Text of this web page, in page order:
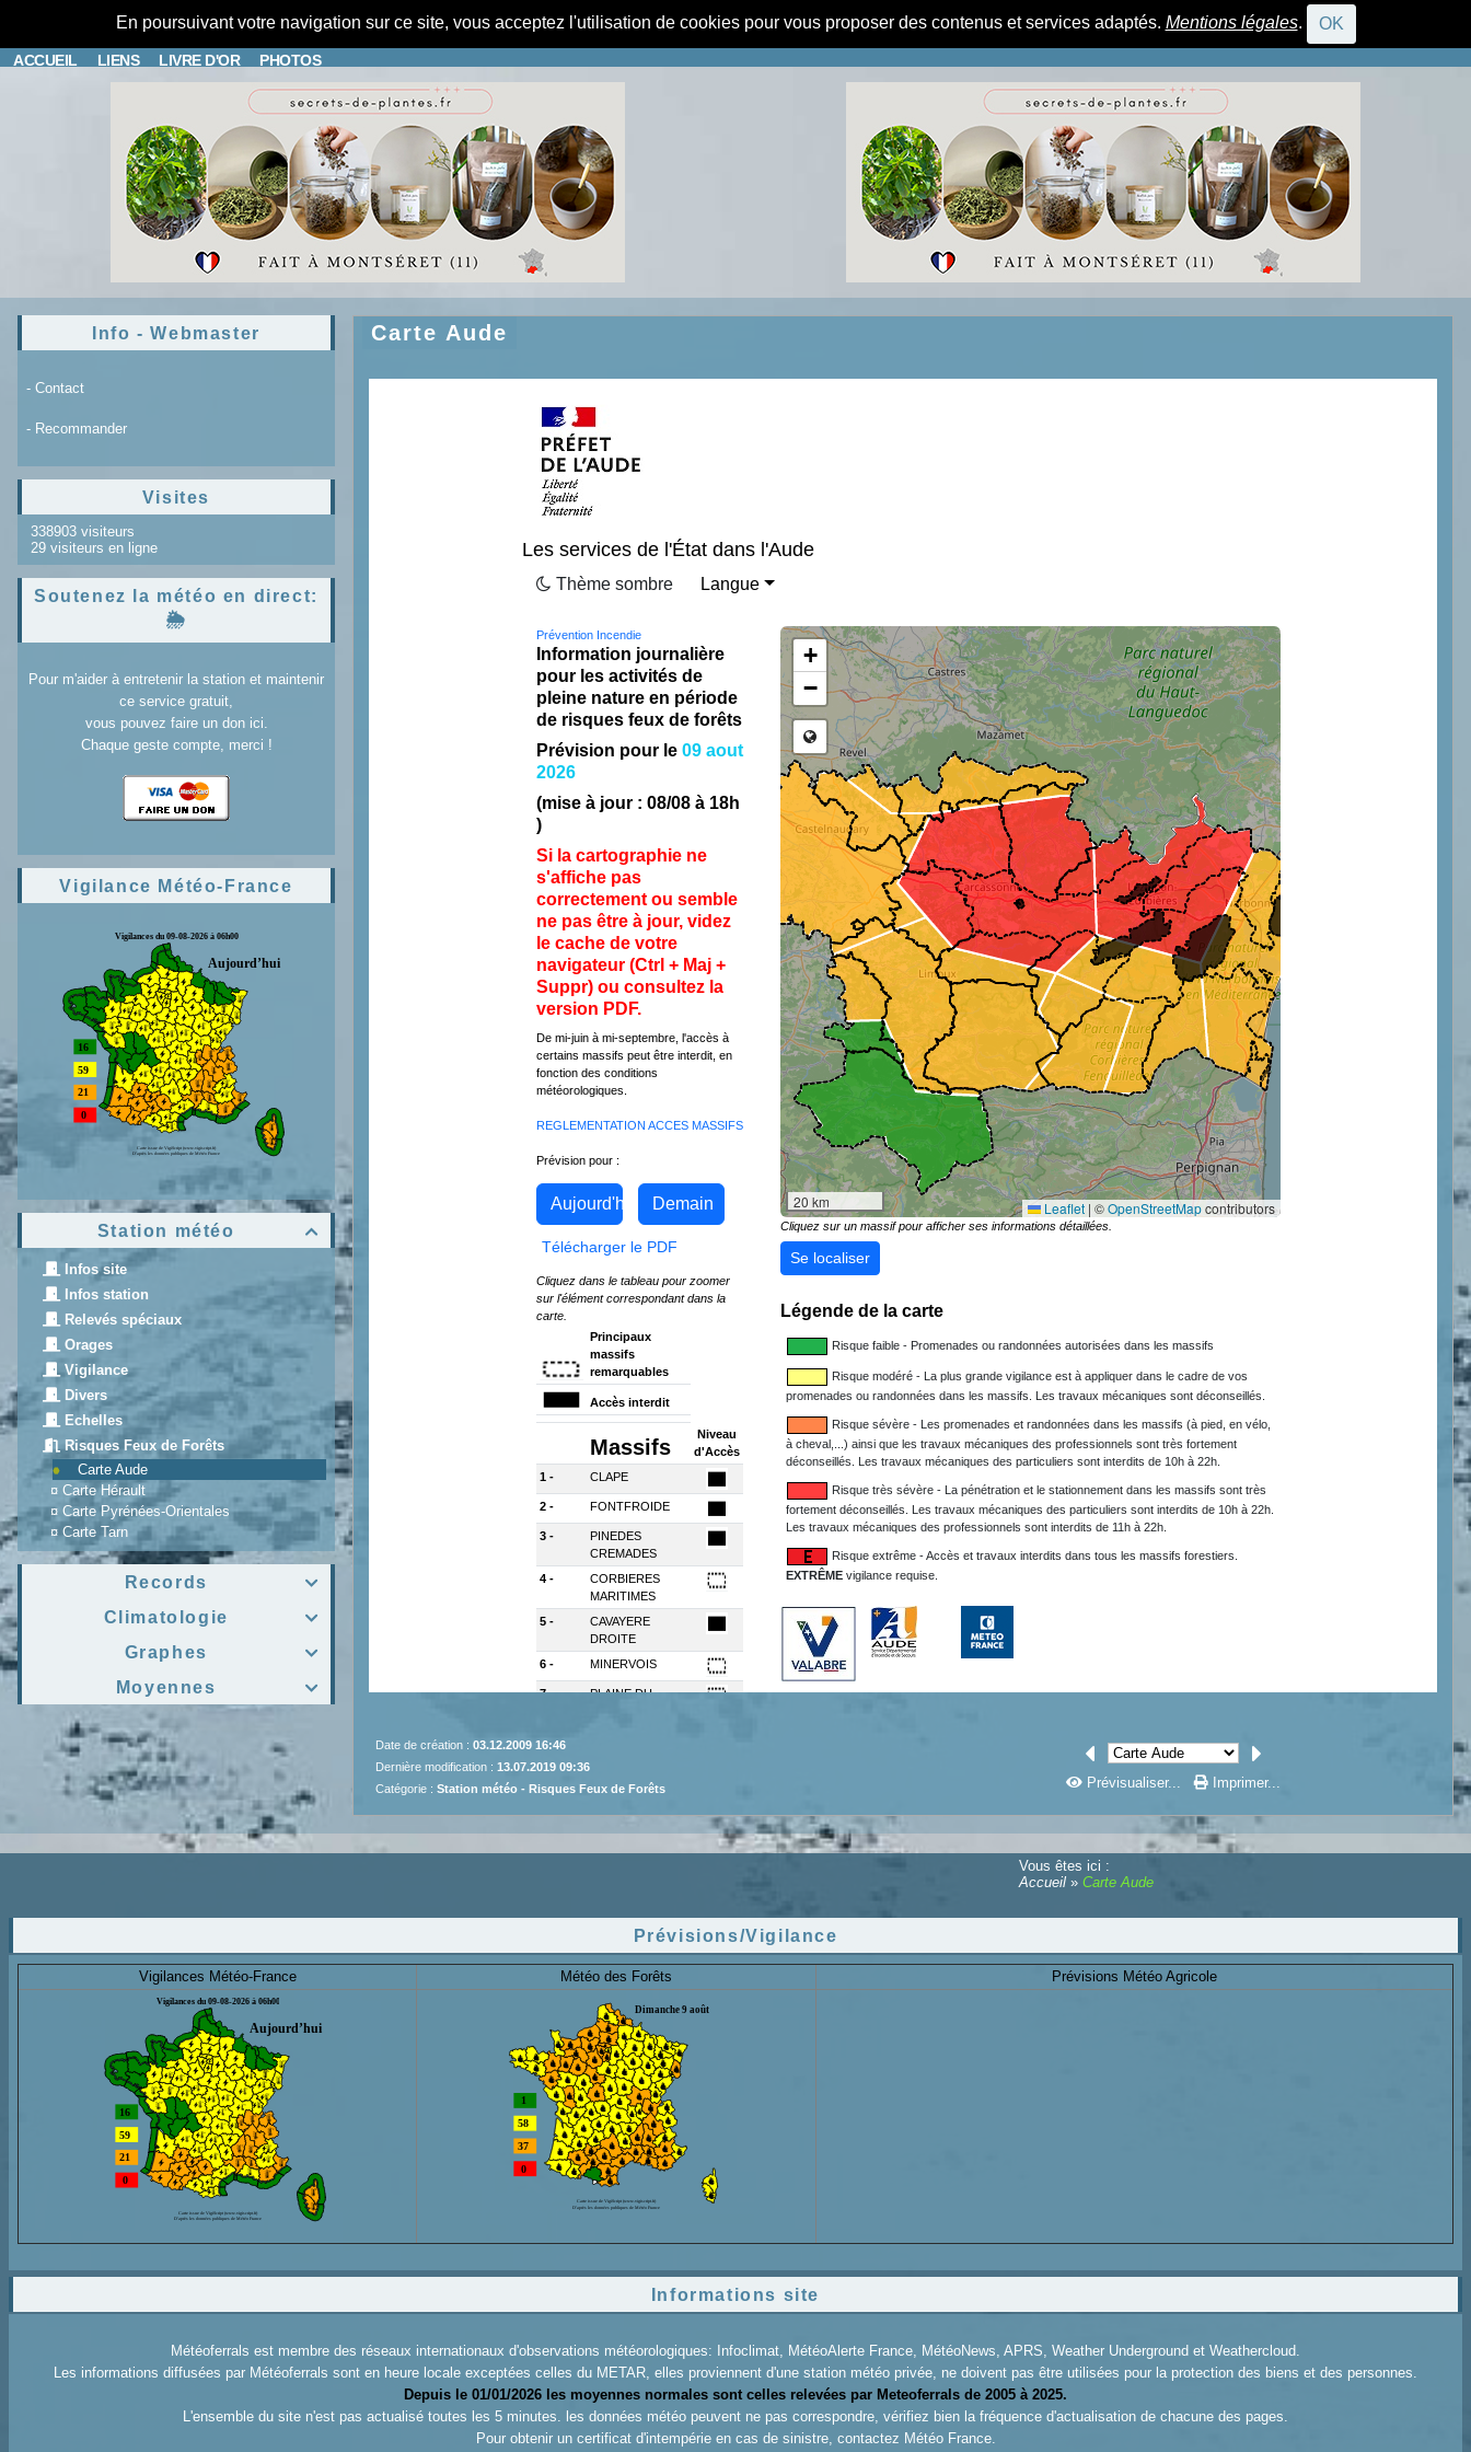
En poursuivant votre navigation sur ce site, vous acceptez l'utilisation de cookies pour vous proposer des contenus et services adaptés. Mentions légales. OK
ACCUEIL
CONNEXION
LIENS LIVRE D'OR PHOTOS
Info - Webmaster
- Contact
- Recommander
Visites
338903 visiteurs
29 visiteurs en ligne
Soutenez la météo en direct:
🌦️
Pour m'aider à entretenir la station et maintenir
ce service gratuit,
vous pouvez faire un don ici.
Chaque geste compte, merci !
Vigilance Météo-France

Station météo
Infos site
Infos station
Relevés spéciaux
Orages
Vigilance
Divers
Echelles
Risques Feux de Forêts
Carte Aude
¤ Carte Hérault
¤ Carte Pyrénées-Orientales
¤ Carte Tarn

Records

Climatologie

Graphes

Moyennes
Carte Aude
Date de création : 03.12.2009 16:46
Dernière modification : 13.07.2019 09:36
Catégorie : Station météo - Risques Feux de Forêts Prévisualiser... Imprimer...
Vous êtes ici :
Accueil»Carte Aude
Prévisions/Vigilance
Vigilances Météo-France Météo des Forêts Prévisions Météo Agricole
Informations site
Météoferrals est membre des réseaux internationaux d'observations météorologiques: Infoclimat, MétéoAlerte France, MétéoNews, APRS, Weather Underground et Weathercloud.
Les informations diffusées par Météoferrals sont en heure locale exceptées celles du METAR, elles proviennent d'une station météo privée, ne doivent pas être utilisées pour la protection des biens et des personnes.
Depuis le 01/01/2026 les moyennes normales sont celles relevées par Meteoferrals de 2005 à 2025.
L'ensemble du site n'est pas actualisé toutes les 5 minutes. les données météo peuvent ne pas correspondre, vérifiez bien la fréquence d'actualisation de chacune des pages.
Pour obtenir un certificat d'intempérie en cas de sinistre, contactez Météo France.